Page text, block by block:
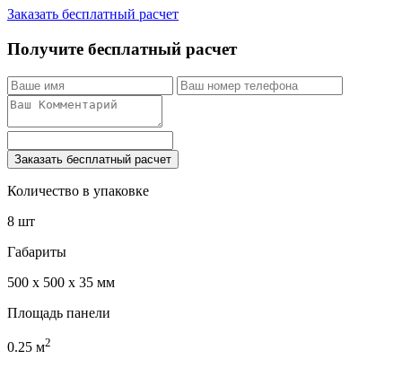
Заказать бесплатный расчет
Получите бесплатный расчет
Заказать бесплатный расчет
Количество в упаковке
8 шт
Габариты
500 x 500 x 35 мм
Площадь панели
0.25 м2